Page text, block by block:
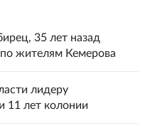
35 лет назад
жителям Кемерова
лидеру
11 лет колонии